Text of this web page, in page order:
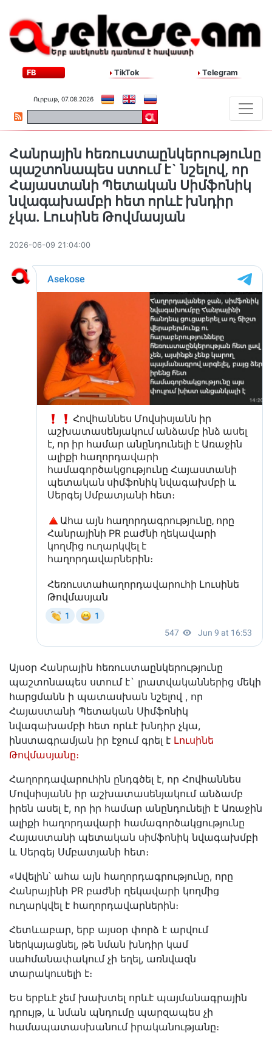
FB TikTok Telegram
Ուրբաթ, 07.08.2026
Հանրային հեռուստաընկերությունը
պաշտոնապես ստում է` նշելով, որ
Հայաստանի Պետական Սիմֆոնիկ
նվագախամբի հետ որևէ խնդիր
չկա․ Լուսինե Թովմասյան
2026-06-09 21:04:00
Այսօր Հանրային հեռուստաընկերությունը
պաշտոնապես ստում է` լրատվականներից մեկի
հարցմանն ի պատասխան նշելով , որ
Հայաստանի Պետական Սիմֆոնիկ
նվագախամբի հետ որևէ խնդիր չկա,
ինստագրամյան իր էջում գրել է Լուսինե
Թովմասյանը։
Հաղորդավարուհին ընդգծել է, որ Հովհաննես
Մովսիսյանն իր աշխատասենյակում անձամբ
իրեն ասել է, որ իր համար անընդունելի է Առաջին
ալիքի հաղորդավարի համագործակցությունը
Հայաստանի պետական սիմֆոնիկ նվագախմբի
և Սերգեյ Սմբատյանի հետ։
«Ավելին՝ ահա այն հաղորդագրությունը, որը
Հանրայինի PR բաժնի ղեկավարի կողմից
ուղարկվել է հաղորդավարներին։
Հետևաբար, երբ այսօր փորձ է արվում
ներկայացնել, թե նման խնդիր կամ
սահմանափակում չի եղել, առնվազն
տարակուսելի է։
Ես երբևէ չեմ խախտել որևէ պայմանագրային
դրույթ, և նման պնդումը պարզապես չի
համապատասխանում իրականությանը։